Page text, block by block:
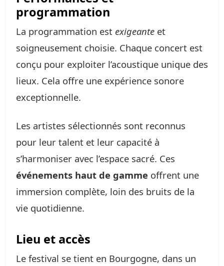
programmation
La programmation est exigeante et
soigneusement choisie. Chaque concert est
conçu pour exploiter l’acoustique unique des
lieux. Cela offre une expérience sonore
exceptionnelle.
Les artistes sélectionnés sont reconnus
pour leur talent et leur capacité à
s’harmoniser avec l’espace sacré. Ces
événements haut de gamme offrent une
immersion complète, loin des bruits de la
vie quotidienne.
Lieu et accès
Le festival se tient en Bourgogne, dans un